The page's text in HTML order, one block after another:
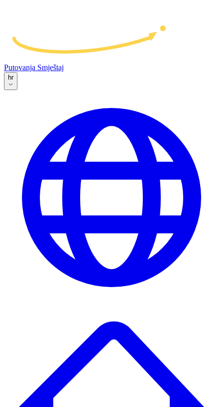
Putovanja Smještaj
hr